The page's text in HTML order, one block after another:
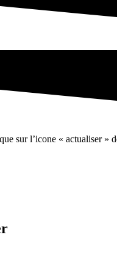
sur l’icone « actualiser »